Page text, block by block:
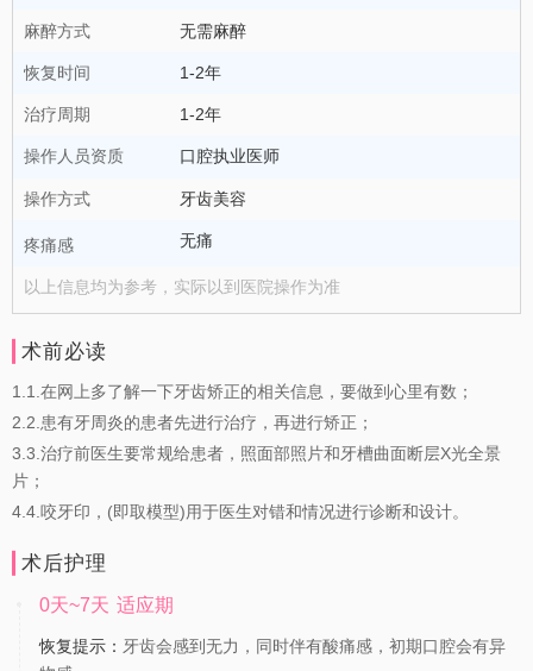
麻醉方式 无需麻醉
恢复时间 1-2年
治疗周期 1-2年
操作人员资质 口腔执业医师
操作方式 牙齿美容
疼痛感 无痛
以上信息均为参考，实际以到医院操作为准
术前必读
1.1.在网上多了解一下牙齿矫正的相关信息，要做到心里有数；
2.2.患有牙周炎的患者先进行治疗，再进行矫正；
3.3.治疗前医生要常规给患者，照面部照片和牙槽曲面断层X光全景
片；
4.4.咬牙印，(即取模型)用于医生对错和情况进行诊断和设计。
术后护理
0天~7天 适应期
恢复提示： 牙齿会感到无力，同时伴有酸痛感，初期口腔会有异